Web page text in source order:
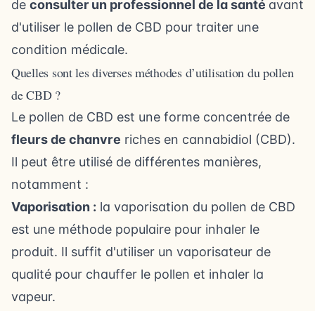
de consulter un professionnel de la santé avant
d'utiliser le pollen de CBD pour traiter une
condition médicale.
Quelles sont les diverses méthodes d’utilisation du pollen
de CBD ?
Le pollen de CBD est une forme concentrée de
fleurs de chanvre riches en cannabidiol (CBD).
Il peut être utilisé de différentes manières,
notamment :
Vaporisation : la vaporisation du pollen de CBD
est une méthode populaire pour inhaler le
produit. Il suffit d'utiliser un vaporisateur de
qualité pour chauffer le pollen et inhaler la
vapeur.